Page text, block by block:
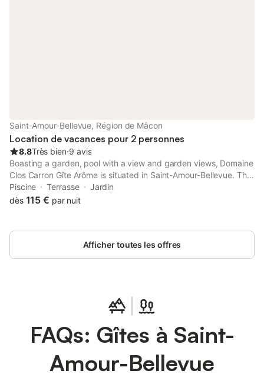
Saint-Amour-Bellevue, Région de Mâcon
Location de vacances pour 2 personnes
8.8Très bien⋅9 avis
Boasting a garden, pool with a view and garden views, Domaine
Clos Carron Gîte Arôme is situated in Saint-Amour-Bellevue. This
property offers access to a terrace and free private parking.
Piscine Terrasse
Jardin
dès 115 € par nuit
Afficher toutes les offres
FAQs: Gîtes à Saint-
Amour-Bellevue